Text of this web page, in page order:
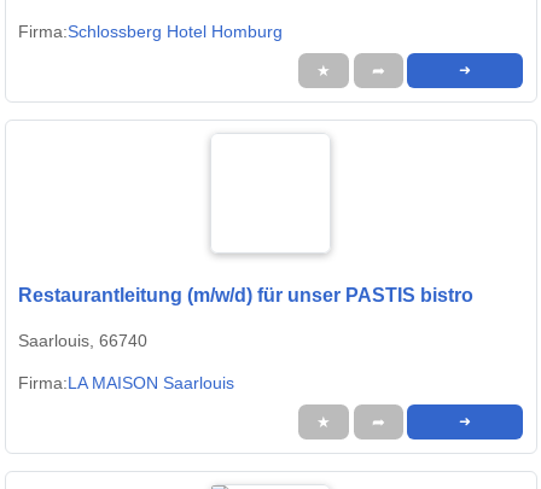
Firma:Schlossberg Hotel Homburg
★ ➦ ➜
Restaurantleitung (m/w/d) für unser PASTIS bistro
Saarlouis, 66740
Firma:LA MAISON Saarlouis
★ ➦ ➜